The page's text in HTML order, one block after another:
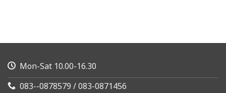
Mon-Sat 10.00-16.30
083--0878579 / 083-0871456